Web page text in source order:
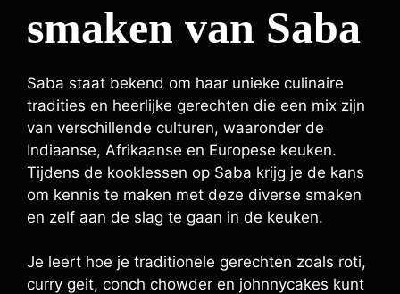
smaken van Saba
Saba staat bekend om haar unieke culinaire
tradities en heerlijke gerechten die een mix zijn
van verschillende culturen, waaronder de
Indiaanse, Afrikaanse en Europese keuken.
Tijdens de kooklessen op Saba krijg je de kans
om kennis te maken met deze diverse smaken
en zelf aan de slag te gaan in de keuken.
Je leert hoe je traditionele gerechten zoals roti,
curry geit, conch chowder en johnnycakes kunt